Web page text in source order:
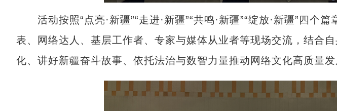
活动按照“点亮·新疆”“走进·新疆”“共鸣·新疆”“绽放·新疆”四个
表、网络达人、基层工作者、专家与媒体从业者等现场交流，结合
化、讲好新疆奋斗故事、依托法治与数智力量推动网络文化高质量发